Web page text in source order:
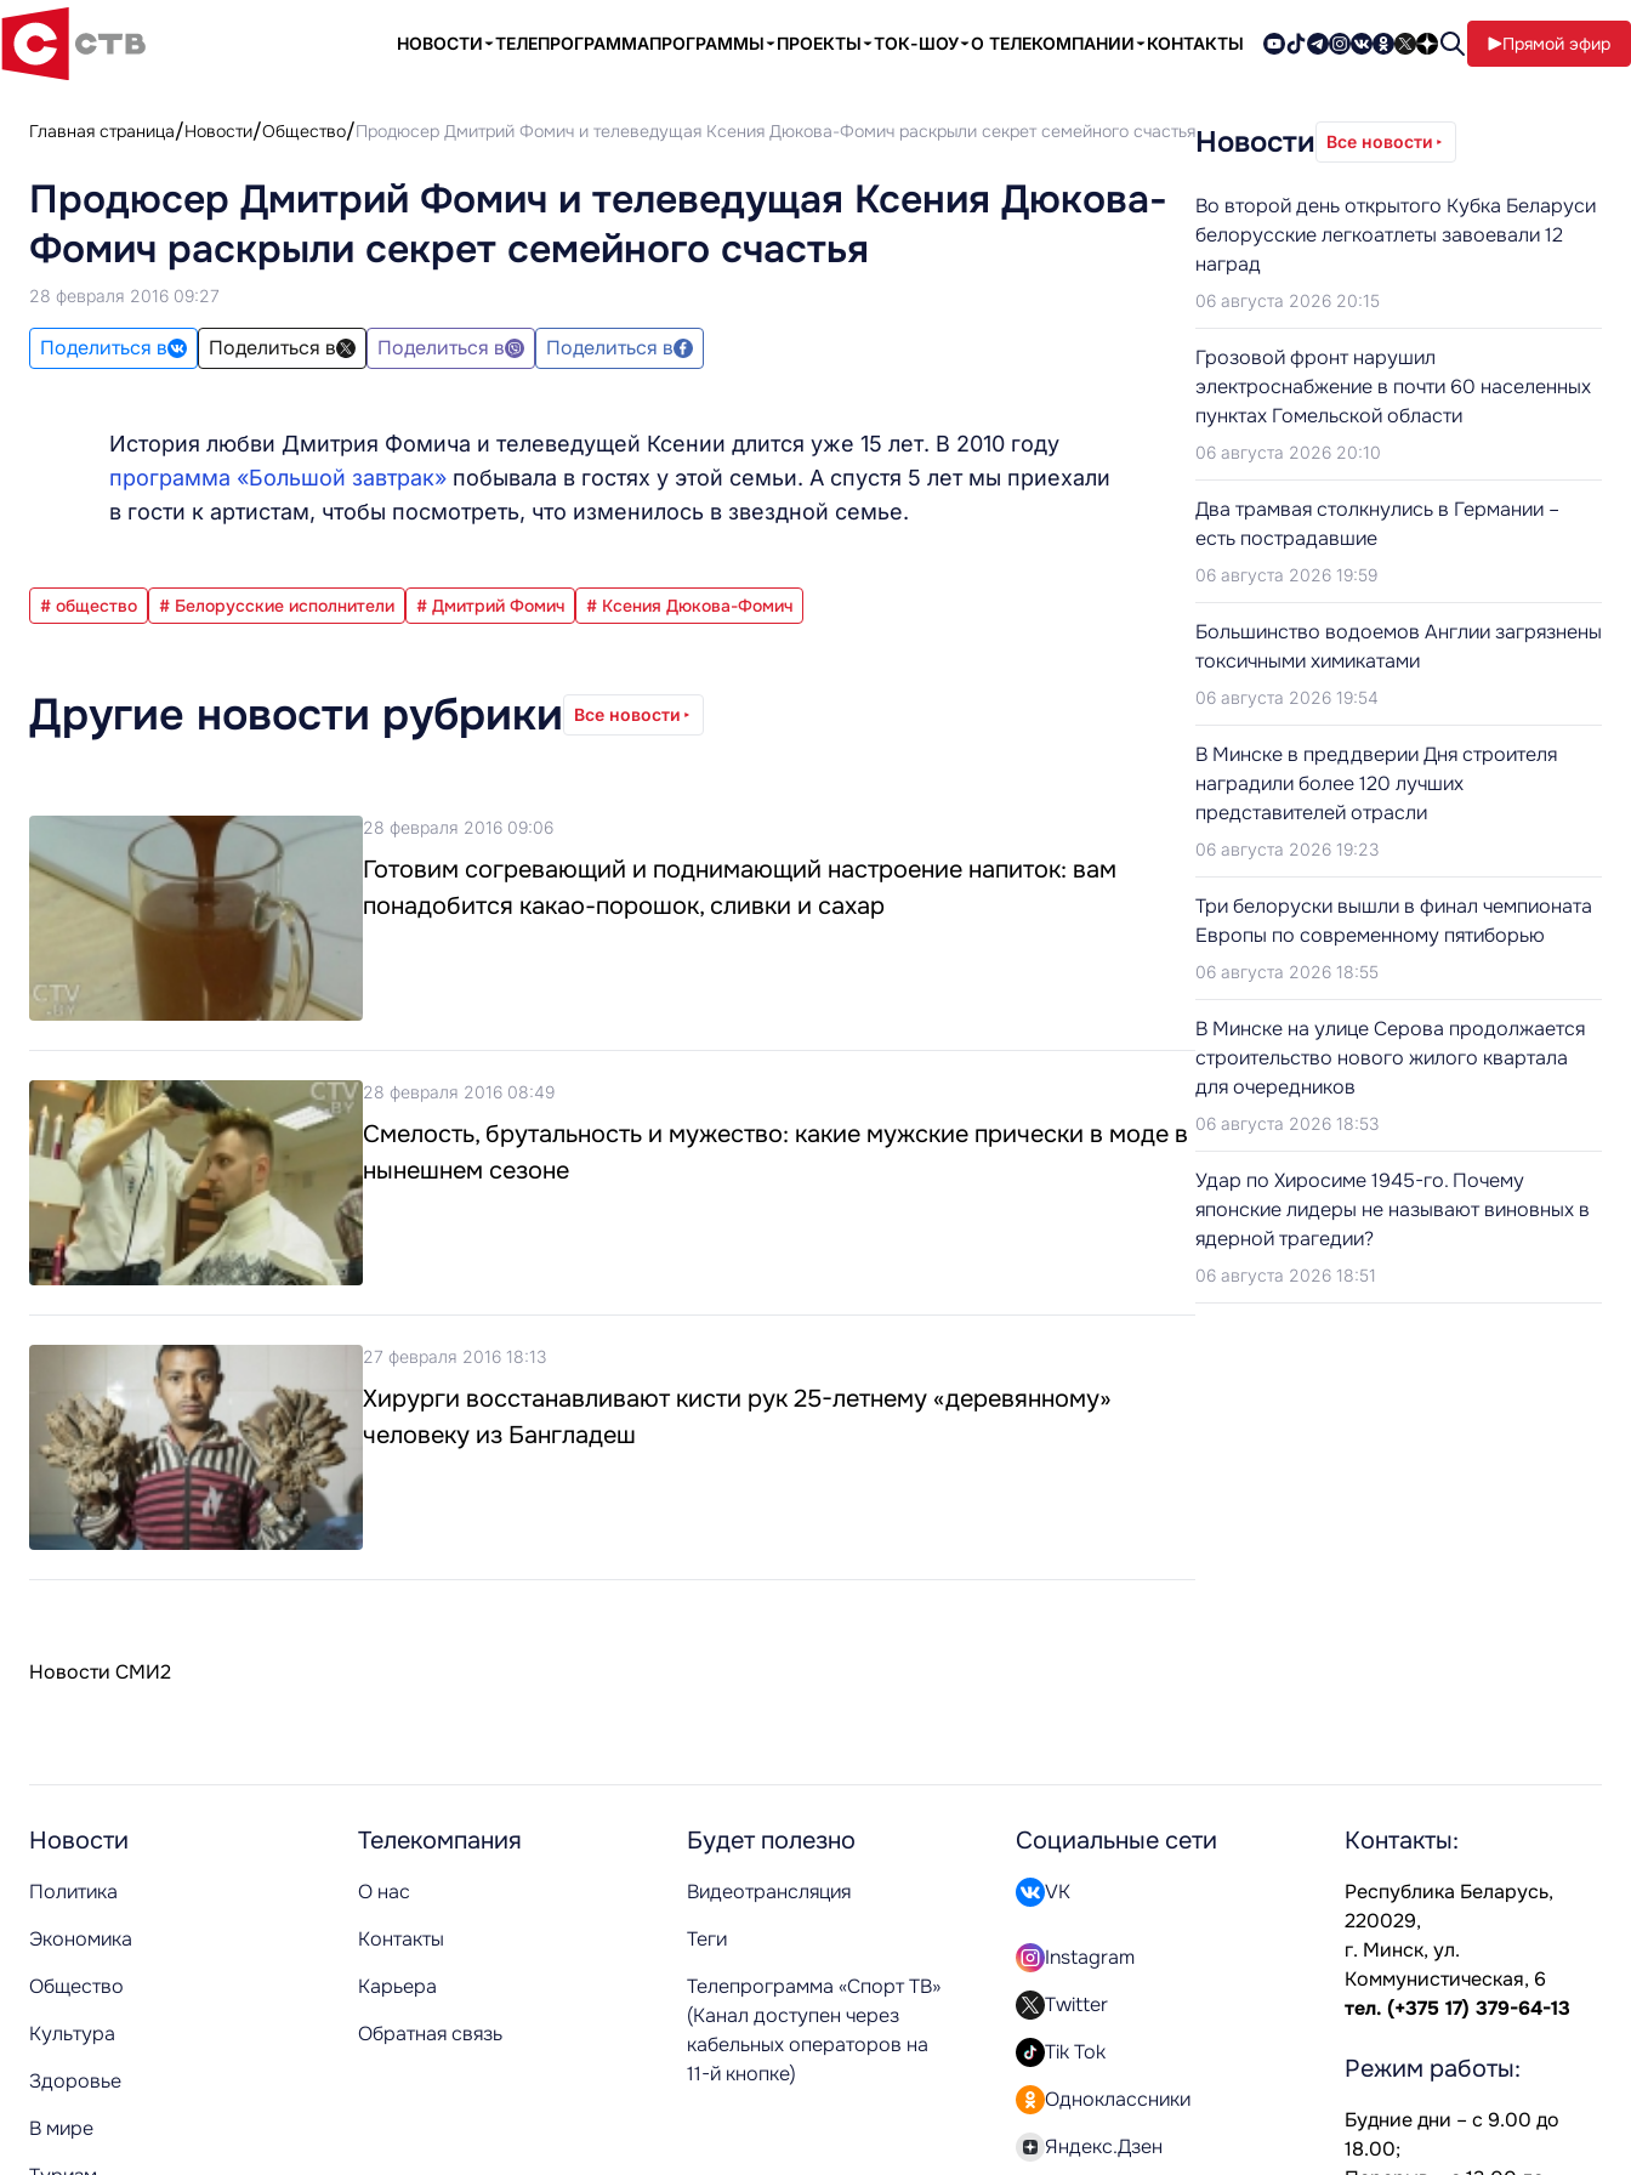
НОВОСТИ ТЕЛЕПРОГРАММАПРОГРАММЫ ПРОЕКТЫ ТОК-ШОУ О ТЕЛЕКОМПАНИИ КОНТАКТЫ Прямой эфир
Главная страница Новости Общество Продюсер Дмитрий Фомич и телеведущая Ксения Дюкова-Фомич раскрыли секрет семейного счастья
Продюсер Дмитрий Фомич и телеведущая Ксения Дюкова-
Фомич раскрыли секрет семейного счастья
28 февраля 2016 09:27
Поделиться в Поделиться в Поделиться в Поделиться в
История любви Дмитрия Фомича и телеведущей Ксении длится уже 15 лет. В 2010 году
программа «Большой завтрак»побывала в гостях у этой семьи. А спустя 5 лет мы приехали
в гости к артистам, чтобы посмотреть, что изменилось в звездной семье.
# общество # Белорусские исполнители # Дмитрий Фомич # Ксения Дюкова-Фомич
Другие новости рубрики Все новости
28 февраля 2016 09:06
Готовим согревающий и поднимающий настроение напиток: вам
понадобится какао-порошок, сливки и сахар
28 февраля 2016 08:49
Смелость, брутальность и мужество: какие мужские прически в моде в
нынешнем сезоне
27 февраля 2016 18:13
Хирурги восстанавливают кисти рук 25-летнему «деревянному»
человеку из Бангладеш
Новости СМИ2
Новости Все новости
Во второй день открытого Кубка Беларуси
белорусские легкоатлеты завоевали 12
наград
06 августа 2026 20:15
Грозовой фронт нарушил
электроснабжение в почти 60 населенных
пунктах Гомельской области
06 августа 2026 20:10
Два трамвая столкнулись в Германии –
есть пострадавшие
06 августа 2026 19:59
Большинство водоемов Англии загрязнены
токсичными химикатами
06 августа 2026 19:54
В Минске в преддверии Дня строителя
наградили более 120 лучших
представителей отрасли
06 августа 2026 19:23
Три белоруски вышли в финал чемпионата
Европы по современному пятиборью
06 августа 2026 18:55
В Минске на улице Серова продолжается
строительство нового жилого квартала
для очередников
06 августа 2026 18:53
Удар по Хиросиме 1945-го. Почему
японские лидеры не называют виновных в
ядерной трагедии?
06 августа 2026 18:51
Новости
Политика
Экономика
Общество
Культура
Здоровье
В мире
Телекомпания
О нас
Контакты
Карьера
Обратная связь
Будет полезно
Видеотрансляция
Теги
Телепрограмма «Спорт ТВ»
(Канал доступен через
кабельных операторов на
11-й кнопке)
Социальные сети
VK
Instagram
Twitter
Tik Tok
Одноклассники
Яндекс.Дзен
Контакты:
Республика Беларусь,
220029,
г. Минск, ул.
Коммунистическая, 6
тел. (+375 17) 379-64-13
Режим работы:
Будние дни – с 9.00 до
18.00;